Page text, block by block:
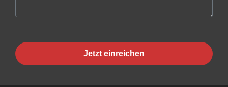
Jetzt einreichen